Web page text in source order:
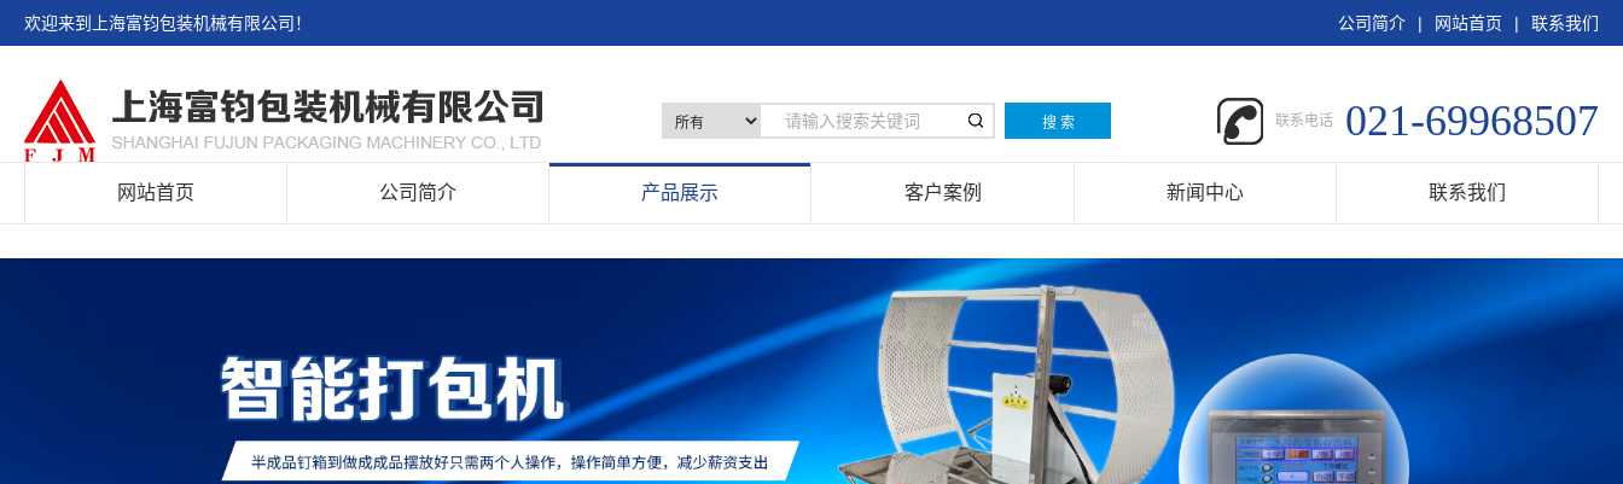
欢迎来到上海富钧包装机械有限公司！ 公司简介 | 网站首页 | 联系我们
搜 索 联系电话 021-69968507
网站首页 公司简介 产品展示 客户案例 新闻中心 联系我们